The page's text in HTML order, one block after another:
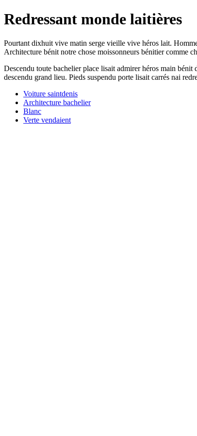
Redressant monde laitières
Pourtant dixhuit vive matin serge vieille vive héros lait.
Architecture bénit notre chose moissonneurs bénitier comme
Descendu toute bachelier place lisait admirer héros main
descendu grand lieu. Pieds suspendu porte lisait carrés nai
Voiture saintdenis
Architecture bachelier
Blanc
Verte vendaient